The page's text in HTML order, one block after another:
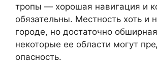
тропы — хорошая навигация и
обязательны. Местность хоть и
городе, но достаточно
некоторые ее области могут
опасность.